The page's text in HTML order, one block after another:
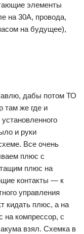
элементы
на 30А, провода,
на будущее),
дабы потом ТО
там же где и
и руки
Все очень
плюс с
тащим плюс на
контакты — к
управления
кидать плюс, а на
на компрессор, с
взял. Схемка в